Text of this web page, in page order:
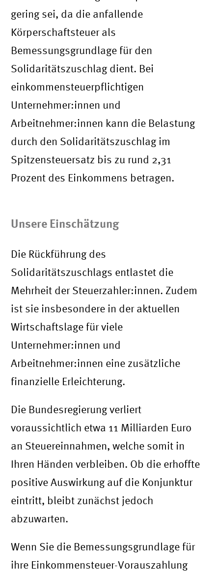
gering sei, da die anfallende
Körperschaftsteuer als
Bemessungsgrundlage für den
Solidaritätszuschlag dient. Bei
einkommensteuerpflichtigen
Unternehmer:innen und
Arbeitnehmer:innen kann die Belastung
durch den Solidaritätszuschlag im
Spitzensteuersatz bis zu rund 2,31
Prozent des Einkommens betragen.
Unsere Einschätzung
Die Rückführung des
Solidaritätszuschlags entlastet die
Mehrheit der Steuerzahler:innen. Zudem
ist sie insbesondere in der aktuellen
Wirtschaftslage für viele
Unternehmer:innen und
Arbeitnehmer:innen eine zusätzliche
finanzielle Erleichterung.
Die Bundesregierung verliert
voraussichtlich etwa 11 Milliarden Euro
an Steuereinnahmen, welche somit in
Ihren Händen verbleiben. Ob die erhoffte
positive Auswirkung auf die Konjunktur
eintritt, bleibt zunächst jedoch
abzuwarten.
Wenn Sie die Bemessungsgrundlage für
ihre Einkommensteuer-Vorauszahlung